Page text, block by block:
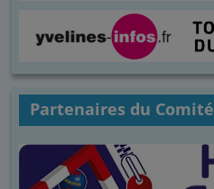
Partenaires du Comité